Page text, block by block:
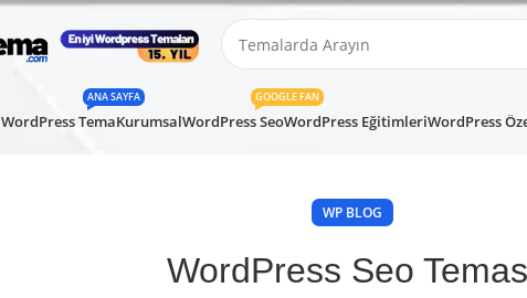
WordPress Tema
ANA SAYFA
KurumsalWordPress Seo
GOOGLE FAN
WordPress EğitimleriWordPress
WP BLOG
WordPress Seo